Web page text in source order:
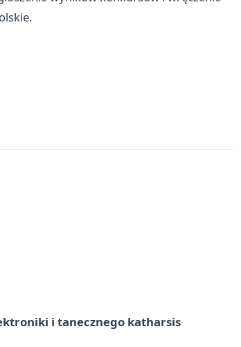
i tanecznego katharsis